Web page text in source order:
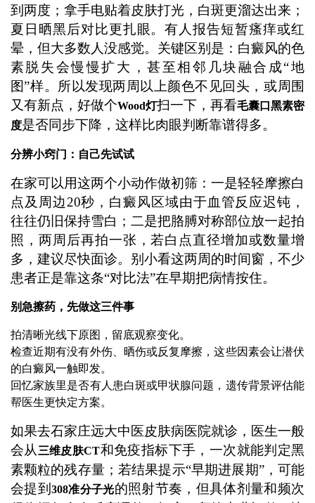
到两度；拿手电贴着皮肤打光，白斑更溜达出来；
夏日晒黑后对比更扎眼。有人报告短暂瘙痒或红
晕，但大多数人没感觉。关键区别是：白癜风的色
素脱失会慢慢扩大，甚至相邻几块融合成“地
图”样。所以发现两周以上颜色不见回头，或周围
又有新点，好做个Wood灯扫一下，再看毛囊口黑素密
度是否同步下降，这样比肉眼判断靠谱得多。
分辨小窍门：自己先试试
在家可以用这两个小动作做初筛：一是轻轻摩擦白
点及周边20秒，白癜风区域由于血管反应迟钝，
往往仍旧保持雪白；二是把胳膊对称部位放一起拍
照，两周后再拍一张，若白点直径增加或数量增
多，建议尽快面诊。别小看这两周的时间窗，不少
患者正是靠这条“对比法”在早期把病情按住。
别急擦药，先做这三件事
拍清晰光线下原图，留底观察变化。
检查近期有没有外伤、晒伤或反复摩擦，这些因素会让潜伏
的白癜风一触即发。
回忆家族里是否有人患白斑或甲状腺问题，遗传背景评估能
帮医生更快定方案。
如果去石家庄远大中医皮肤病医院就诊，医生一般
会从 三维皮肤CT和免疫指标下手，一次就能判定黑
素颗粒的残存量；若结果提示“早期进展期”，可能
会提到 308准分子光的照射节奏，但具体剂量和频次